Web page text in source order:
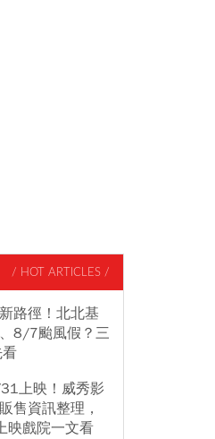
/ HOT ARTICLES /
路徑！北北基
8/7颱風假？三
上映！威秀影
售資訊整理，
映戲院一文看